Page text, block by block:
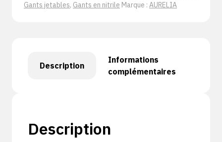
Gants jetables, Gants en nitrile Marque : AURELIA
Description
Informations
complémentaires
Description